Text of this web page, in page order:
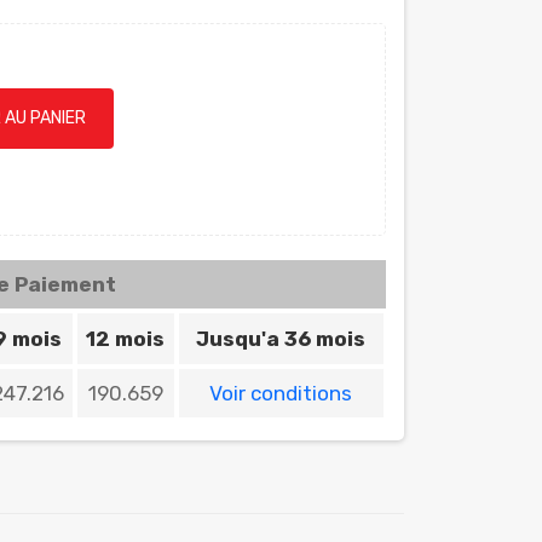
PANIER
Paiement
mois 12 mois Jusqu'a 36 mois
190.659 Voir conditions